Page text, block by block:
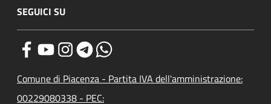
SEGUICI SU
Comune di Piacenza - Partita IVA dell'amministrazione:
00229080338 - PEC: